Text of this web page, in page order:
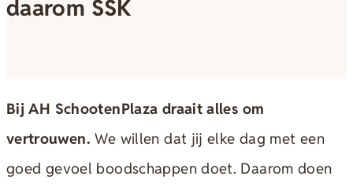
daarom SSK
Bij AH SchootenPlaza draait alles om
vertrouwen. We willen dat jij elke dag met een
goed gevoel boodschappen doet. Daarom doen